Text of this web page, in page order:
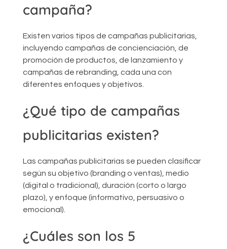
campaña?
Existen varios tipos de campañas publicitarias,
incluyendo campañas de concienciación, de
promoción de productos, de lanzamiento y
campañas de rebranding, cada una con
diferentes enfoques y objetivos.
¿Qué tipo de campañas
publicitarias existen?
Las campañas publicitarias se pueden clasificar
según su objetivo (branding o ventas), medio
(digital o tradicional), duración (corto o largo
plazo), y enfoque (informativo, persuasivo o
emocional).
¿Cuáles son los 5